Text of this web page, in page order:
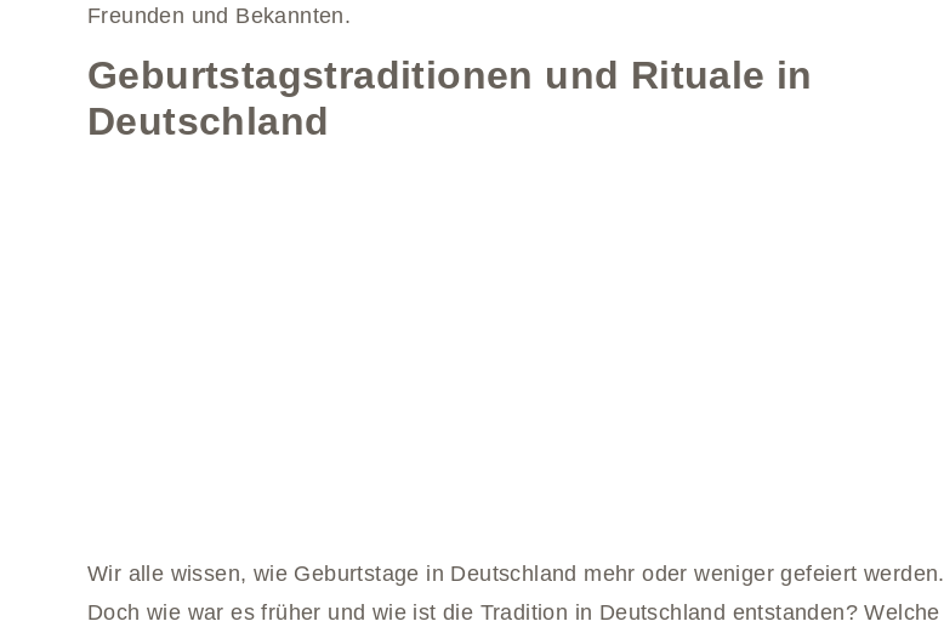
Freunden und Bekannten.
Geburtstagstraditionen und Rituale in
Deutschland
Wir alle wissen, wie Geburtstage in Deutschland mehr oder weniger gefeiert werden.
Doch wie war es früher und wie ist die Tradition in Deutschland entstanden? Welche